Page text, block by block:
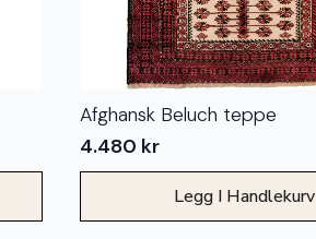
Afghansk Beluch teppe
4.480 kr
Legg I Handlekurv